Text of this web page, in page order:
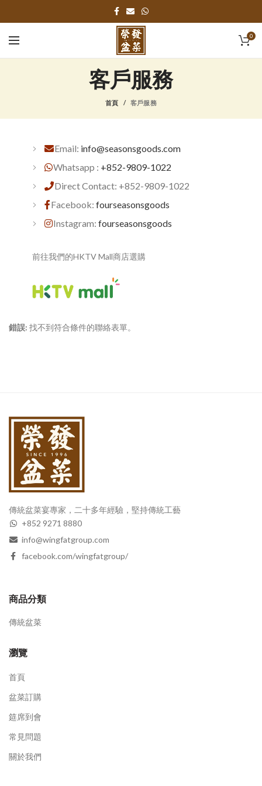
0
客戶服務
首頁 客戶服務
Email: info@seasonsgoods.com
Whatsapp : +852-9809-1022
Direct Contact: +852-9809-1022
Facebook: fourseasonsgoods
Instagram: fourseasonsgoods
前往我們的HKTV Mall商店選購
錯誤: 找不到符合條件的聯絡表單。
傳統盆菜宴專家，二十多年經驗，堅持傳統工藝
+852 9271 8880
info@wingfatgroup.com
facebook.com/wingfatgroup/
商品分類
傳統盆菜
瀏覽
首頁
盆菜訂購
筵席到會
常見問題
關於我們